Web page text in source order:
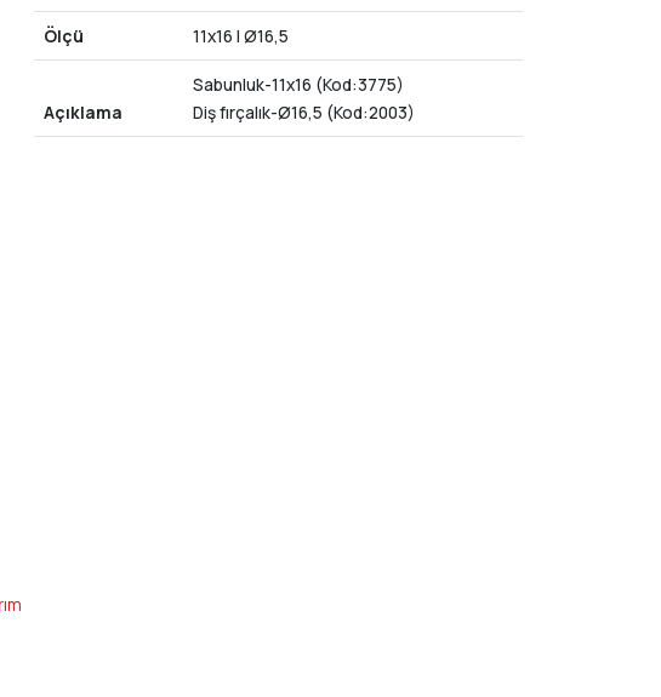
Ölçü 11x16 | Ø16,5
Açıklama
Sabunluk-11x16 (Kod:3775)
Diş fırçalık-Ø16,5 (Kod:2003)